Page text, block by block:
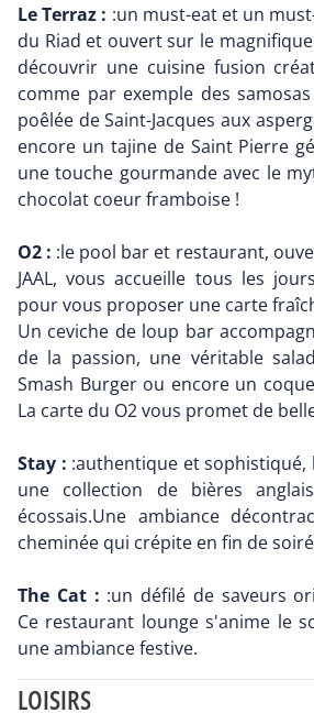
Le Terraz : :un must-eat et un
du Riad et ouvert sur le
découvrir une cuisine fusion
comme par exemple des
poêlée de Saint-Jacques aux
encore un tajine de Saint Pierre
une touche gourmande avec le
chocolat coeur framboise !
O2 : :le pool bar et restaurant,
JAAL, vous accueille tous les
pour vous proposer une carte
Un ceviche de loup bar
de la passion, une véritable
Smash Burger ou encore un
La carte du O2 vous promet de
Stay : :authentique et sophistiqué,
une collection de bières
écossais.Une ambiance
cheminée qui crépite en fin de
The Cat : :un défilé de saveurs
Ce restaurant lounge s'anime le
une ambiance festive.
LOISIRS